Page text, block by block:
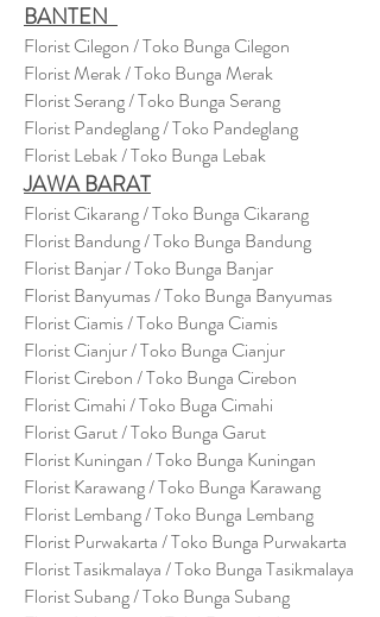
BANTEN
Florist Cilegon / Toko Bunga Cilegon
Florist Merak / Toko Bunga Merak
Florist Serang / Toko Bunga Serang
Florist Pandeglang / Toko Pandeglang
Florist Lebak / Toko Bunga Lebak
JAWA BARAT
Florist Cikarang/ Toko Bunga Cikarang
Florist Bandung / Toko Bunga Bandung
Florist Banjar / Toko Bunga Banjar
Florist Banyumas / Toko Bunga Banyumas
Florist Ciamis / Toko Bunga Ciamis
Florist Cianjur / Toko Bunga Cianjur
Florist Cirebon / Toko Bunga Cirebon
Florist Cimahi / Toko Buga Cimahi
Florist Garut / Toko Bunga Garut
Florist Kuningan / Toko Bunga Kuningan
Florist Karawang / Toko Bunga Karawang
Florist Lembang / Toko Bunga Lembang
Florist Purwakarta / Toko Bunga Purwakarta
Florist Tasikmalaya / Toko Bunga Tasikmalaya
Florist Subang / Toko Bunga Subang